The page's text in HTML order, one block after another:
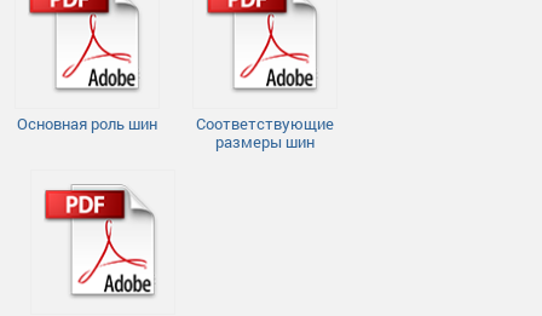
Основная роль шин
Соответствующие
размеры шин